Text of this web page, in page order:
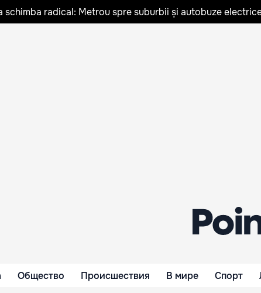
schimba radical: Metrou spre suburbii și autobuze
Общество Происшествия В мире Спорт